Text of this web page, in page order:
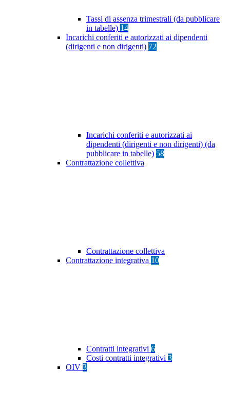
Tassi di assenza trimestrali (da pubblicare
in tabelle) 14
Incarichi conferiti e autorizzati ai dipendenti
(dirigenti e non dirigenti) 72
Incarichi conferiti e autorizzati ai
dipendenti (dirigenti e non dirigenti) (da
pubblicare in tabelle) 58
Contrattazione collettiva
Contrattazione collettiva
Contrattazione integrativa 10
Contratti integrativi 6
Costi contratti integrativi 3
OIV 3